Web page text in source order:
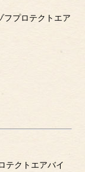
フプロテクトエア
テクトエアバイ